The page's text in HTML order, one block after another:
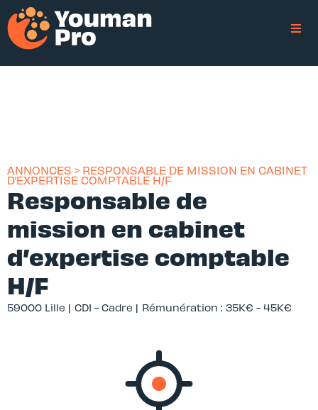
ANNONCES > RESPONSABLE DE MISSION EN CABINET
D’EXPERTISE COMPTABLE H/F
Responsable de
mission en cabinet
d’expertise comptable
H/F
59000 Lille | CDI - Cadre | Rémunération : 35K€ - 45K€